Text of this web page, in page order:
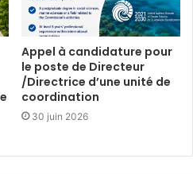
Appel à candidature pour
le poste de Directeur
/Directrice d’une unité de
coordination
30 juin 2026